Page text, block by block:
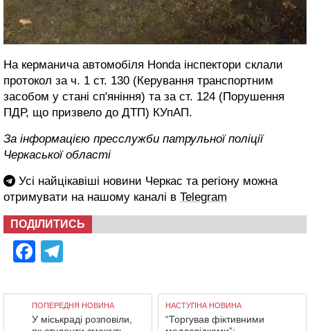
На керманича автомобіля Honda інспектори склали
протокол за ч. 1 ст. 130 (Керування транспортним
засобом у стані сп'яніння) та за ст. 124 (Порушення
ПДР, що призвело до ДТП) КУпАП.
За інформацією пресслужби патрульної поліції
Черкаської області
Усі найцікавіші новини Черкас та регіону можна
отримувати на нашому каналі в Telegram
ПОДІЛИТИСЬ
Facebook
ПОПЕРЕДНЯ НОВИНА
У міськраді розповіли,
НАСТУПНА НОВИНА
“Торгував фіктивними